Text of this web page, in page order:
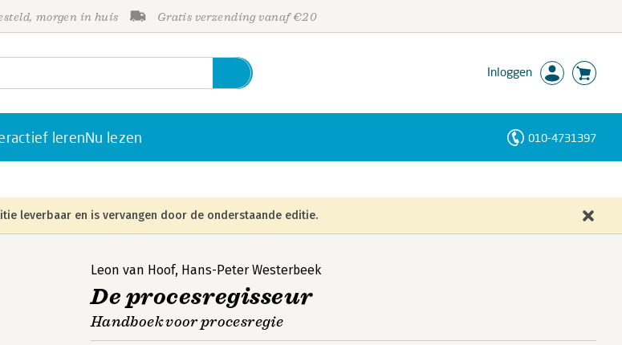
morgen in huis Gratis verzending vanaf €20
Inloggen
lerenNu lezen 010-4731397
leverbaar en is vervangen door de onderstaande editie.
Leon van Hoof, Hans-Peter Westerbeek
De procesregisseur
Handboek voor procesregie
Personen
Trefwoorden